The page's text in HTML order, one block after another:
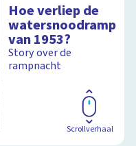
Hoe verliep de
watersnoodramp
van 1953?
Story over de
rampnacht
Scrollverhaal